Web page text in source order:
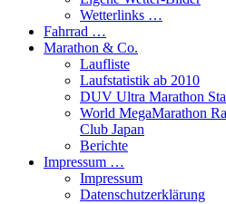
Wetterlinks …
Fahrrad …
Marathon & Co.
Laufliste
Laufstatistik ab 2010
DUV Ultra Marathon
World MegaMarathon
Club Japan
Berichte
Impressum …
Impressum
Datenschutzerklärung